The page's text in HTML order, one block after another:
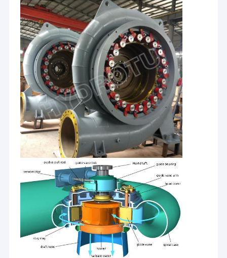
Продукты
О нас
HYDROTU полные китайские поставщик оборудования
гидроэлектроэнергии, советовать с и рискованое
начинание проектирования в поле оборудования
гидроэлектроэнергии. Мы обеспечиваем
высококачественное китайское оборудование